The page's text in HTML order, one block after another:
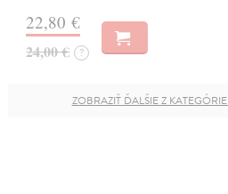
22,80 €
24,00 € ?
ZOBRAZIŤ ĎALŠIE Z